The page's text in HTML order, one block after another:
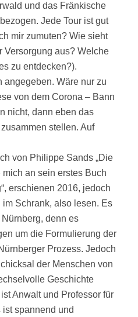
und das Fränkische
Jede Tour ist gut
mir zumuten? Wie sieht
Versorgung aus? Welche
zu entdecken?).
angegeben. Wäre nur zu
von dem Corona – Bann
nicht, dann eben das
stellen. Auf
von Philippe Sands „Die
mich an sein erstes Buch
erschienen 2016, jedoch
Schrank, also lesen. Es
denn es
um die Formulierung der
Prozess. Jedoch
der Menschen von
Geschichte
Anwalt und Professor für
ist spannend und